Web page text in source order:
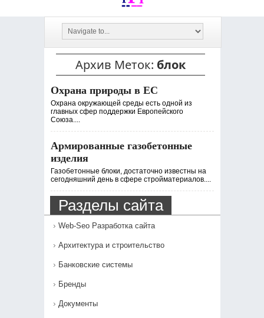
Архив Меток: блок
Охрана природы в ЕС
Охрана окружающей среды есть одной из
главных сфер поддержки Европейского
Союза....
Армированные газобетонные
изделия
Газобетонные блоки, достаточно известны на
сегодняшний день в сфере стройматериалов....
Разделы сайта
Web-Seo Разработка сайта
Архитектура и строительство
Банковские системы
Бренды
Документы